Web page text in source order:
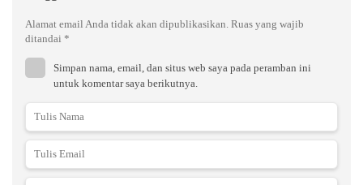
Alamat email Anda tidak akan dipublikasikan. Ruas yang wajib
ditandai *
Simpan nama, email, dan situs web saya pada peramban ini
untuk komentar saya berikutnya.